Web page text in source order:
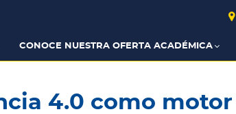
CONOCE NUESTRA OFERTA ACADÉMICA
4.0 como